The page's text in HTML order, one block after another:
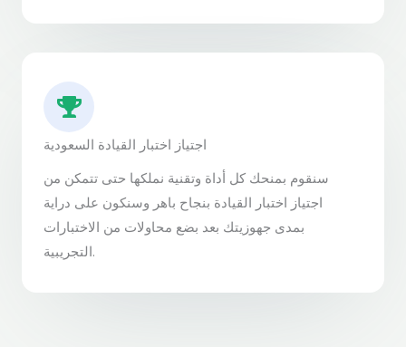
اجتياز اختبار القيادة السعودية
سنقوم بمنحك كل أداة وتقنية نملكها حتى تتمكن من
اجتياز اختبار القيادة بنجاح باهر وسنكون على دراية
بمدى جهوزيتك بعد بضع محاولات من الاختبارات
التجريبية.